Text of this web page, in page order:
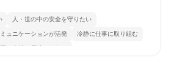
人・世の中の安全を守りたい
ュニケーションが活発 冷静に仕事に取り組む
じ会社に居続けられる